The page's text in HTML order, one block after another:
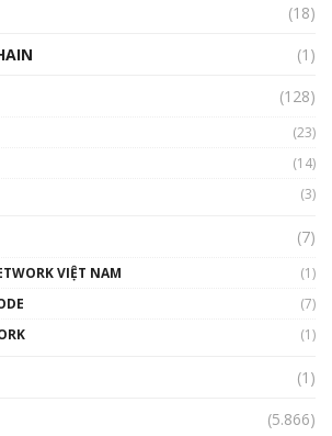
14: MemeCoin – Trò đùa tỷ đô
(18)
(1)
(128)
(23)
(14)
(3)
(7)
VIỆT NAM
(1)
(7)
(1)
(1)
(5.866)